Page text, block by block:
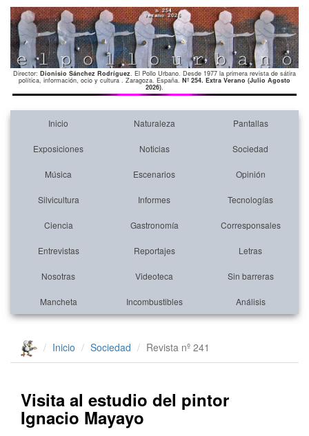
Director: Dionisio Sánchez Rodríguez. El Pollo Urbano. Desde 1977 la primera revista de sátira
política, información, ocio y cultura . Zaragoza. España. Nº 254. Extra Verano (Julio Agosto
2026).
Inicio Naturaleza Pantallas
Exposiciones Noticias Sociedad
Música Escenarios Opinión
Silvicultura Informes Tecnologías
Ciencia Gastronomía Corresponsales
Entrevistas Reportajes Letras
Nosotras Videoteca Sin barreras
Mancheta Incombustibles Análisis
Inicio Sociedad Revista nº 241
Visita al estudio del pintor
Ignacio Mayayo